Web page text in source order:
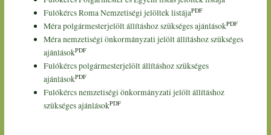
Fulókércs Roma Nemzetiségi jelöltek listájaPDF
Méra polgármesterjelölt állításhoz szükséges ajánlásokPDF
Méra nemzetiségi önkormányzati jelölt állításhoz szükséges
ajánlásokPDF
Fulókércs polgármesterjelölt állításhoz szükséges
ajánlásokPDF
Fulókércs nemzetiségi önkormányzati jelölt állításhoz
szükséges ajánlásokPDF